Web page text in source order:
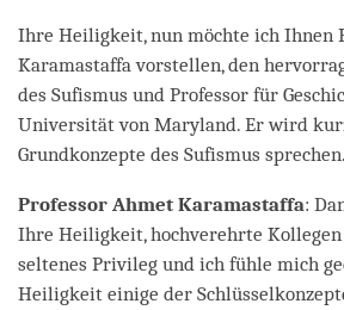
Ihre Heiligkeit, nun möchte ich Ihnen
Karamastaffa vorstellen, den
des Sufismus und Professor für
Universität von Maryland. Er wird
Grundkonzepte des Sufismus sprechen.
Professor Ahmet Karamastaffa:
Ihre Heiligkeit, hochverehrte Kollegen
seltenes Privileg und ich fühle mich
Heiligkeit einige der